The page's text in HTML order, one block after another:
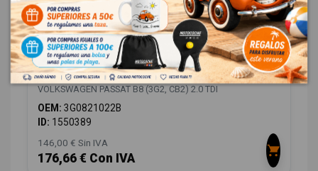
ALETA DELANTERA DERECHA 3G0821022B
3G0821022B VG0563033
VOLKSWAGEN PASSAT B8 (3G2, CB2) 2.0 TDI
OEM: 3G0821022B
ID: 1550389
146,00 € Sin IVA
176,66 € Con IVA